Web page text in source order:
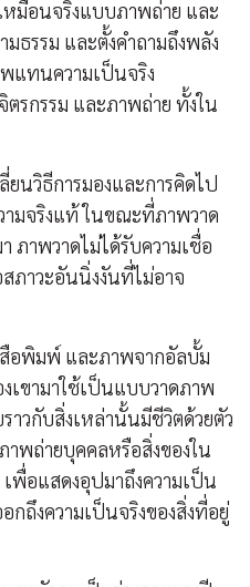
หมือนจริงแบบภาพถ่าย และ
ธรรม และตั้งคำถามถึงพลัง
แทนความเป็นจริง
รกรรม และภาพถ่าย ทั้งใน
นวิธีการมองและการคิดไป
ามจริงแท้ ในขณะที่ภาพวาด
ภาพวาดไม่ได้รับความเชื่อ
ภาวะอันนิ่งงันที่ไม่อาจ
อพิมพ์ และภาพจากอัลบั้ม
เขามาใช้เป็นแบบวาดภาพ
วกับสิ่งเหล่านั้นมีชีวิตด้วยตัว
าพถ่ายบุคคลหรือสิ่งของใน
พื่อแสดงอุปมาถึงความเป็น
ถึงความเป็นจริงของสิ่งที่อยู่